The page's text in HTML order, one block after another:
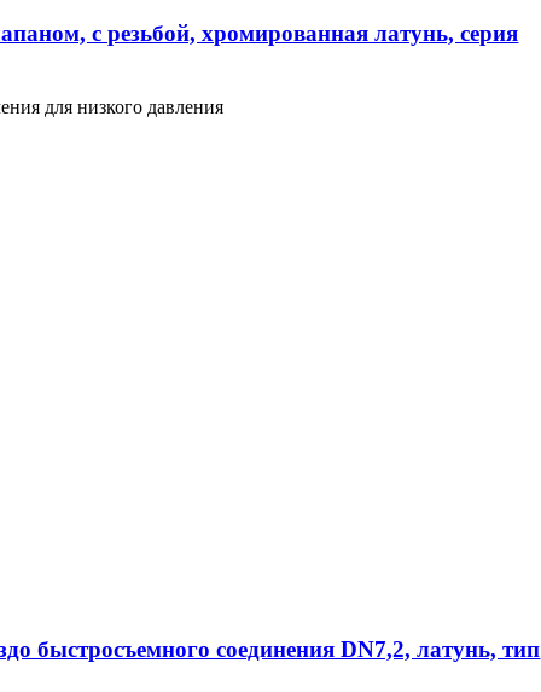
с резьбой, хромированная латунь, серия
для низкого давления
быстросъемного соединения DN7,2, латунь, тип